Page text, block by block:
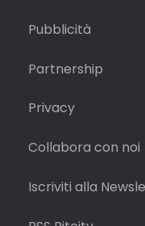
Pubblicità
Partnership
Privacy
Collabora con noi
Iscriviti alla